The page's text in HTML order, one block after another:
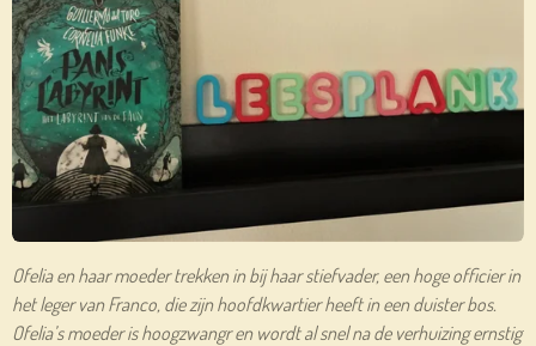
Ofelia en haar moeder trekken in bij haar stiefvader, een hoge officier in
het leger van Franco, die zijn hoofdkwartier heeft in een duister bos.
Ofelia’s moeder is hoogzwangr en wordt al snel na de verhuizing ernstig